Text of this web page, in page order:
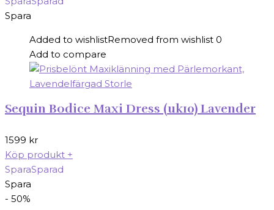
Spara
Added to wishlistRemoved from wishlist 0
Add to compare
Sequin Bodice Maxi Dress (uk10) Lavender
1599 kr
Köp produkt +
SparaSparad
Spara
- 50%